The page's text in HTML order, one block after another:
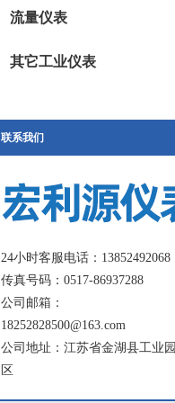
流量仪表
其它工业仪表
联系我们
24小时客服电话：13852492068
传真号码：0517-86937288
公司邮箱：
18252828500@163.com
公司地址：江苏省金湖县工业园
区